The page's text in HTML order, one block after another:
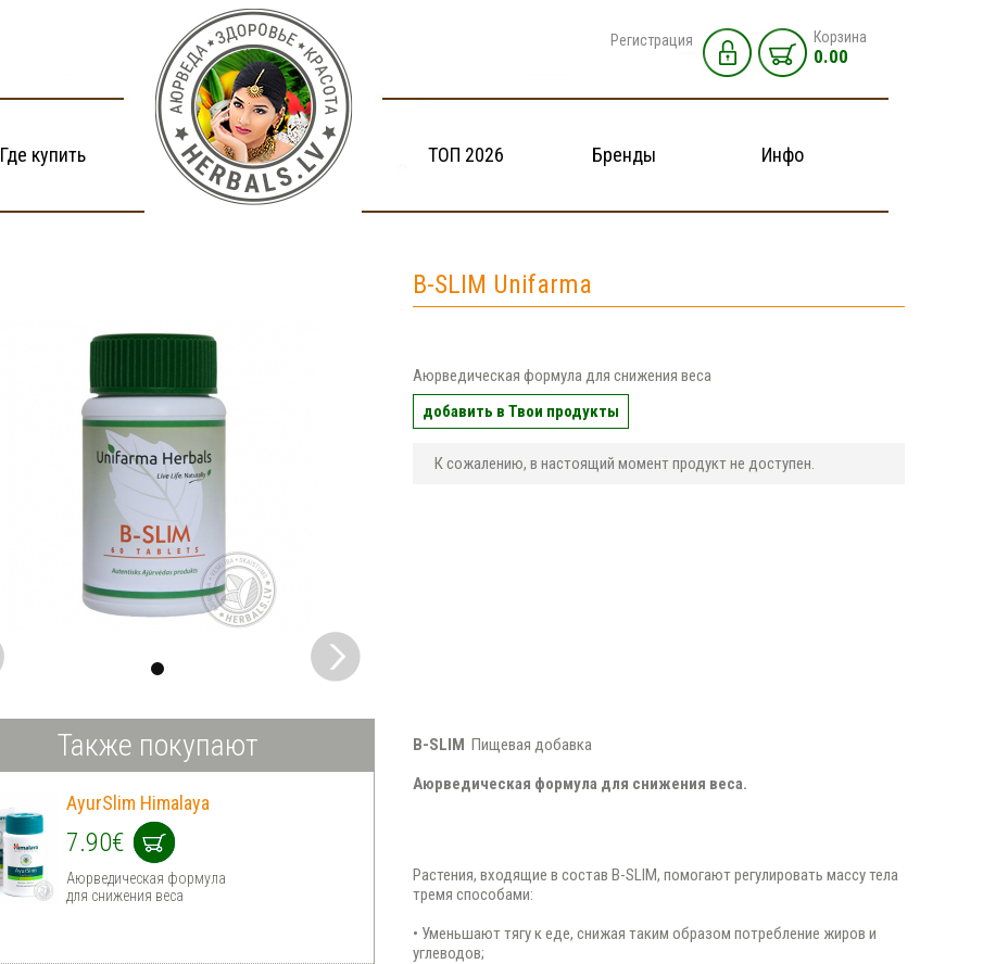
Регистрация Корзина
0.00
Где купить ТОП 2026 Бренды Инфо
B-SLIM Unifarma
Аюрведическая формула для снижения веса
добавить в Твои продукты
К сожалению, в настоящий момент продукт не доступен.
B-SLIM Пищевая добавка
Аюрведическая формула для снижения веса.
Растения, входящие в состав B-SLIM, помогают регулировать массу тела
тремя способами:
• Уменьшают тягу к еде, снижая таким образом потребление жиров и
углеводов;
Также покупают
AyurSlim Himalaya
7.90€
Аюрведическая формула
для снижения веса